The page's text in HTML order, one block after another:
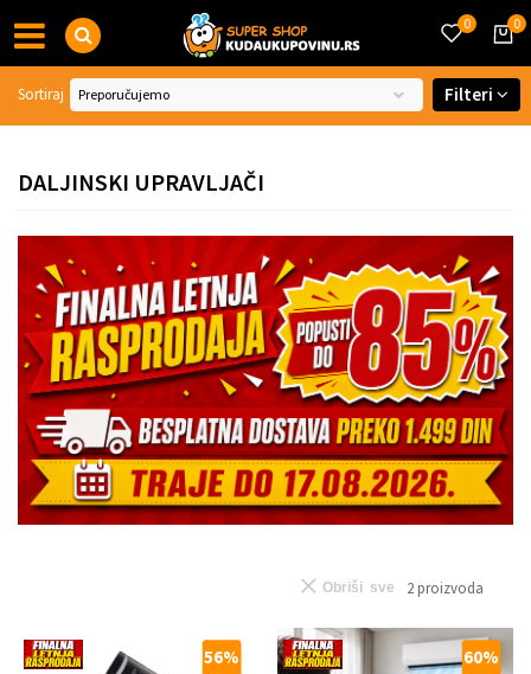
0
0
DALJINSKI UPRAVLJAČI
Sortiraj Filteri
2 proizvoda
Obriši sve
56% 60%